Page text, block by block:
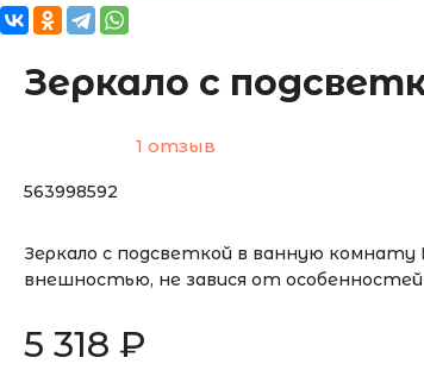
Зеркало с
1 отзыв
563998592
Зеркало с подсветкой в ванную
внешностью, не завися от
5 318 ₽